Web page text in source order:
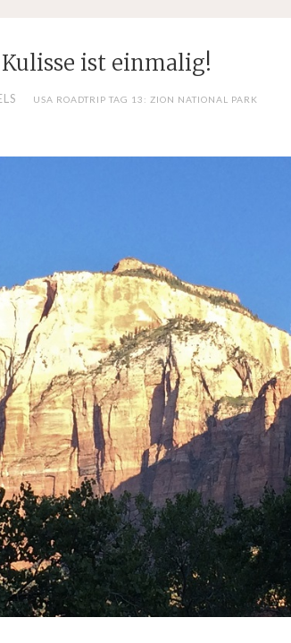
ist einmalig!
USA ROADTRIP TAG 13: ZION NATIONAL PARK